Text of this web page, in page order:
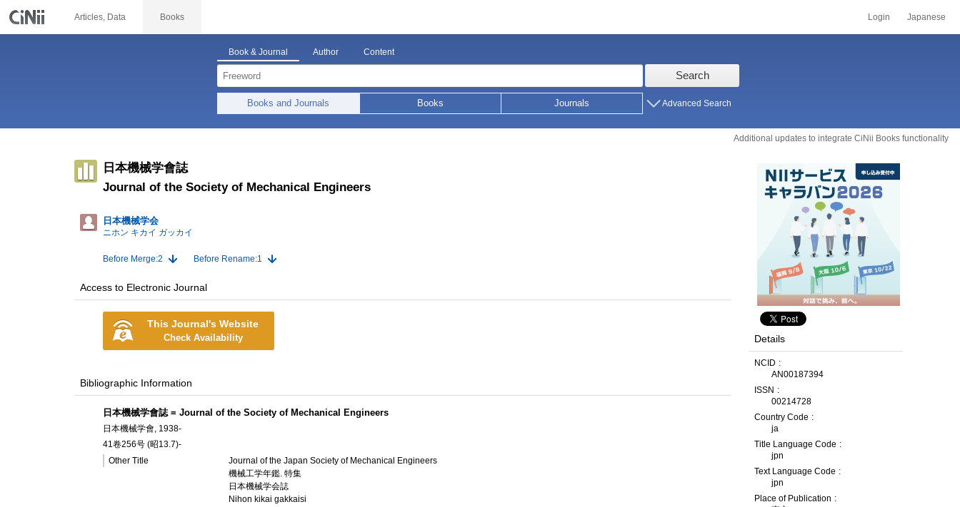
Articles, Data Books Login Japanese
Book & Journal Author Content
Search
Books and Journals Books Journals Advanced Search
Additional updates to integrate CiNii Books functionality
日本機械学會誌
Journal of the Society of Mechanical Engineers
日本機械学会
ニホン キカイ ガッカイ
Before Merge:2 Before Rename:1
Access to Electronic Journal
This Journal's Website
Check Availability
Bibliographic Information
日本機械学會誌 = Journal of the Society of Mechanical Engineers
日本機械学會, 1938-
41卷256号 (昭13.7)-
Other Title
Journal of the Japan Society of Mechanical Engineers
機械工学年鑑. 特集
日本機械学会誌
Nihon kikai gakkaisi
Details
NCID
AN00187394
ISSN
00214728
Country Code
ja
Title Language Code
jpn
Text Language Code
jpn
Place of Publication